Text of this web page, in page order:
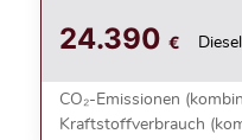
24.390 €
CO₂-Emissionen
Kraftstoffverbrauch